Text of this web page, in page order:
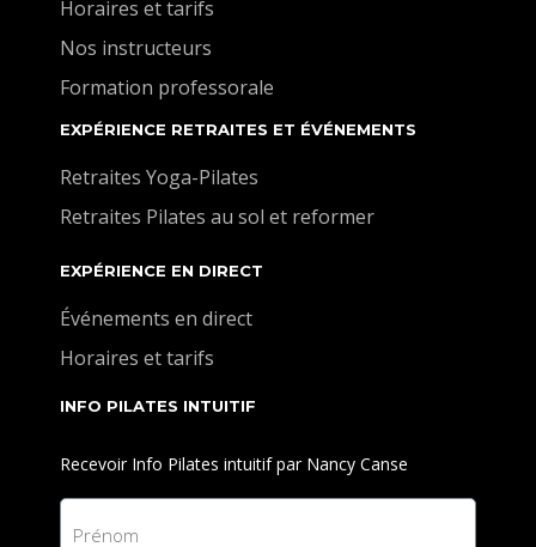
Horaires et tarifs
Nos instructeurs
Formation professorale
EXPÉRIENCE RETRAITES ET ÉVÉNEMENTS
Retraites Yoga-Pilates
Retraites Pilates au sol et reformer
EXPÉRIENCE EN DIRECT
Événements en direct
Horaires et tarifs
INFO PILATES INTUITIF
Recevoir Info Pilates intuitif par Nancy Canse